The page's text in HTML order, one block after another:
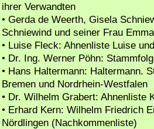
ihrer Verwandten
• Gerda de Weerth, Gisela
Schniewind und seiner Frau
• Luise Fleck: Ahnenliste Luise
• Dr. Ing. Werner Pöhn:
• Hans Haltermann: Haltermann.
Bremen und Nordrhein-Westfalen
• Dr. Wilhelm Grabert: Ahnenliste
• Erhard Kern: Wilhelm Friedrich
Nördlingen (Nachkommenliste)